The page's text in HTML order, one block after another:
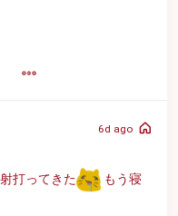
6d ago
打ってきた
もう寝